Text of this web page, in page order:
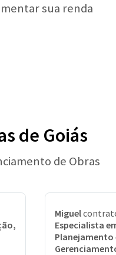
sua renda
de Goiás
de Obras
Miguel
Especialista
Planejamento